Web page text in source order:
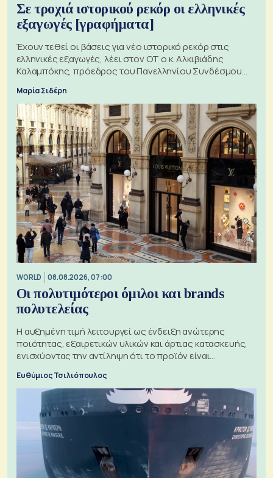
Σε τροχιά ιστορικού ρεκόρ οι ελληνικές
εξαγωγές [γραφήματα]
Έχουν τεθεί οι βάσεις για νέο ιστορικό ρεκόρ στις
ελληνικές εξαγωγές, λέει στον ΟΤ ο κ. Αλκιβιάδης
Καλαμπόκης, πρόεδρος του Πανελληνίου Συνδέσμου
Μαρία Σιδέρη
WORLD 08.08.2026, 07:00
Οι πολυτιμότεροι όμιλοι και brands
πολυτελείας
Η αυξημένη τιμή λειτουργεί ως ένδειξη ανώτερης
ποιότητας, εξαιρετικών υλικών και άρτιας κατασκευής,
ενισχύοντας την αντίληψη ότι το προϊόν είναι
Ευθύμιος Τσιλιόπουλος